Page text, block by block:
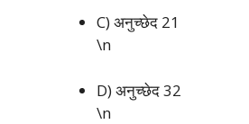
C) अनुच्छेद 21
\n
D) अनुच्छेद 32
\n